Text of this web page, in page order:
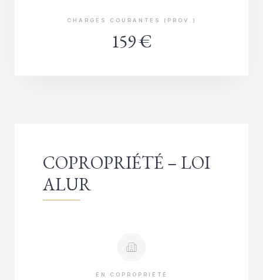
CHARGES COURANTES (PROV.)
159 €
COPROPRIÉTÉ – LOI
ALUR
EN COPROPRIÉTÉ